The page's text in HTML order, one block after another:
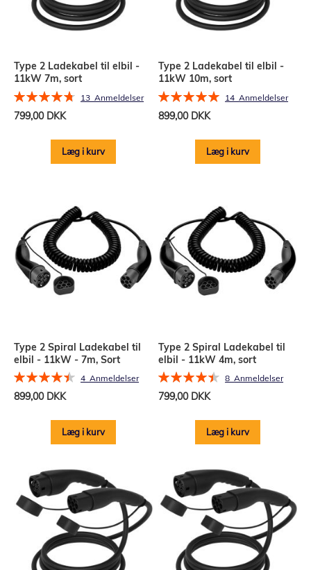
Type 2 Ladekabel til elbil -
11kW 7m, sort
Bedømmelse:
13 Anmeldelser
799,00 DKK
Læg i kurv
Type 2 Ladekabel til elbil -
11kW 10m, sort
Bedømmelse:
14Anmeldelser
899,00 DKK
Læg i kurv
Type 2 Spiral Ladekabel til
elbil - 11kW - 7m, Sort
Bedømmelse:
4 Anmeldelser
899,00 DKK
Læg i kurv
Type 2 Spiral Ladekabel til
elbil - 11kW 4m, sort
Bedømmelse:
8Anmeldelser
799,00 DKK
Læg i kurv